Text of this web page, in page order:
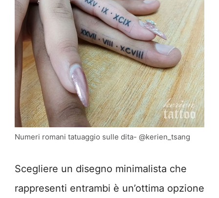
Numeri romani tatuaggio sulle dita- @kerien_tsang
Scegliere un disegno minimalista che
rappresenti entrambi è un’ottima opzione